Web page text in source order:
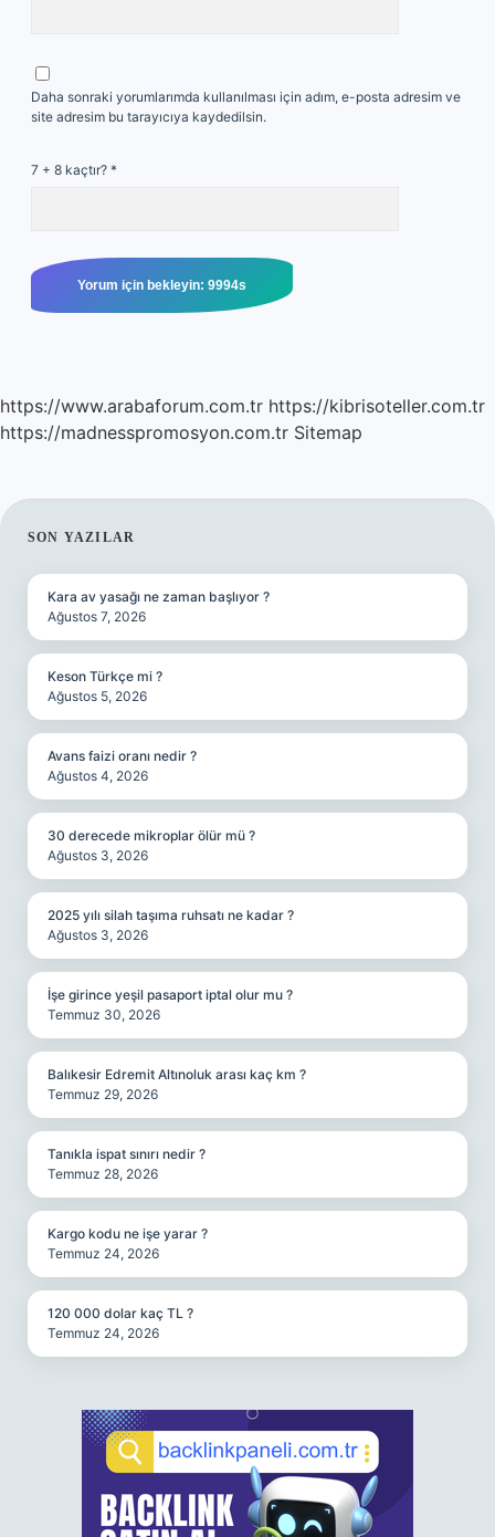
Daha sonraki yorumlarımda kullanılması için adım, e-posta adresim ve
site adresim bu tarayıcıya kaydedilsin.
7 + 8 kaçtır? *
https://www.arabaforum.com.tr https://kibrisoteller.com.tr
https://madnesspromosyon.com.tr Sitemap
SIDEBAR
SON YAZILAR
Kara av yasağı ne zaman başlıyor ?
Ağustos 7, 2026
Keson Türkçe mi ?
Ağustos 5, 2026
Avans faizi oranı nedir ?
Ağustos 4, 2026
30 derecede mikroplar ölür mü ?
Ağustos 3, 2026
2025 yılı silah taşıma ruhsatı ne kadar ?
Ağustos 3, 2026
İşe girince yeşil pasaport iptal olur mu ?
Temmuz 30, 2026
Balıkesir Edremit Altınoluk arası kaç km ?
Temmuz 29, 2026
Tanıkla ispat sınırı nedir ?
Temmuz 28, 2026
Kargo kodu ne işe yarar ?
Temmuz 24, 2026
120 000 dolar kaç TL ?
Temmuz 24, 2026